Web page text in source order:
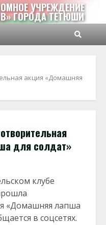
УЧРЕЖДЕНИЕ
ГОРОДА ТЕТЮШИ
акция «Домашняя
для солдат»
клубе
«Домашняя лапша
в соцсетях.